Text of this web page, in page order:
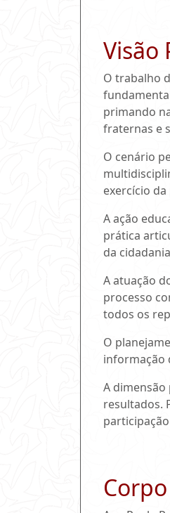
Visão
O trabalho
primando
fraternas e
O cenário
exercício
A ação
prática
da
A atuação
processo
todos os
O
informação
A
resultados.